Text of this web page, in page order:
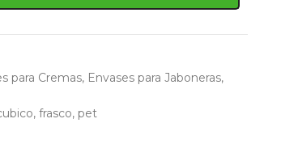
para Cremas, Envases para Jaboneras,
, frasco, pet